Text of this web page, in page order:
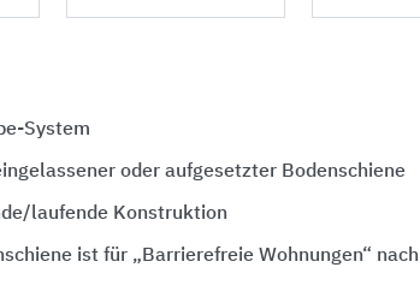
System
oder aufgesetzter Bodenschiene
laufende Konstruktion
ist für „Barrierefreie Wohnungen“ nach